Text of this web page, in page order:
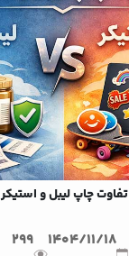
تفاوت چاپ لیبل و استیکر
1404/11/18
299